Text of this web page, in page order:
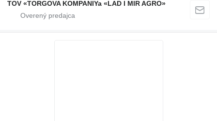
TOV «TORGOVA KOMPANIYa «LAD I MIR AGRO»